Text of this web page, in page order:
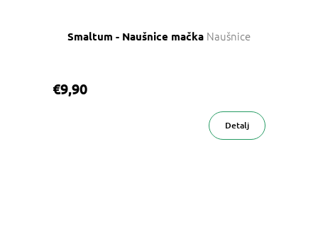
Smaltum - Naušnice mačka Naušnice
€9,90
Detalj